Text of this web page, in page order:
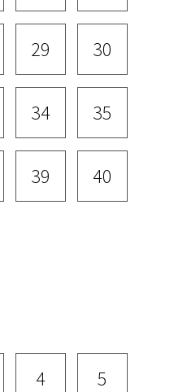
29 30
34 35
39 40
4 5